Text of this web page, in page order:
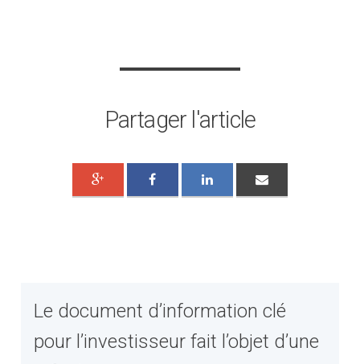
Partager l'article
Le document d’information clé
pour l’investisseur fait l’objet d’une